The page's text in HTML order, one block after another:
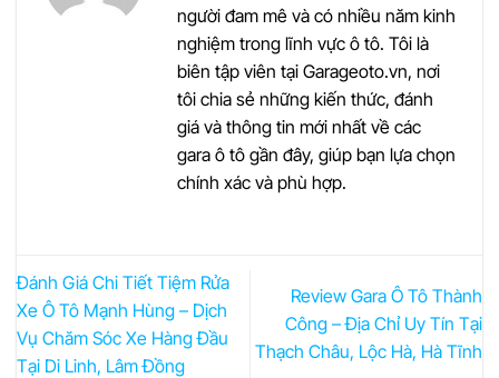
người đam mê và có nhiều năm kinh
nghiệm trong lĩnh vực ô tô. Tôi là
biên tập viên tại Garageoto.vn, nơi
tôi chia sẻ những kiến thức, đánh
giá và thông tin mới nhất về các
gara ô tô gần đây, giúp bạn lựa chọn
chính xác và phù hợp.
Đánh Giá Chi Tiết Tiệm Rửa
Xe Ô Tô Mạnh Hùng – Dịch
Vụ Chăm Sóc Xe Hàng Đầu
Tại Di Linh, Lâm Đồng
Review Gara Ô Tô Thành
Công – Địa Chỉ Uy Tín Tại
Thạch Châu, Lộc Hà, Hà Tĩnh